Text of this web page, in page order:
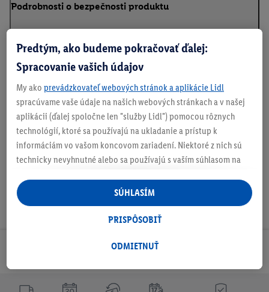
Podrobnosti o bezpečnosti produktu
Informácie o batériách podľa nariadenia EÚ o
batériách
Na stiahnutie
Odoberaj Newsletter!
Predtým, ako budeme pokračovať ďalej:
Spracovanie vašich údajov
My ako prevádzkovateľ webových stránok a aplikácie Lidl
spracúvame vaše údaje na našich webových stránkach a v našej
aplikácii (ďalej spoločne len "služby Lidl") pomocou rôznych
technológií, ktoré sa používajú na ukladanie a prístup k
informáciám vo vašom koncovom zariadení. Niektoré z nich sú
technicky nevyhnutné alebo sa používajú s vaším súhlasom na
personalizovanú reklamu v rámci služieb Lidl aj mimo nich. Ak
ste účastníkom programu Lidl Plus, na tieto účely sa spracúvajú
aj údaje z vášho nákupného správania v obchode.
následne si vytvoríte účet Lidl Plus alebo sa prihlásite do svojho
ktorú tam uvediete, aby sme vás mohli rozpoznať v službách
ODMIETNUŤ
PRISPÔSOBIŤ
SÚHLASÍM